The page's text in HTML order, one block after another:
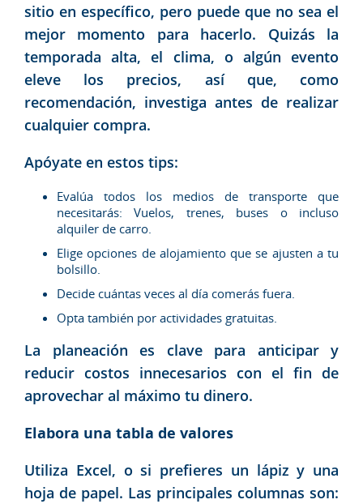
sitio en específico, pero puede que no sea el
mejor momento para hacerlo. Quizás la
temporada alta, el clima, o algún evento
eleve los precios, así que, como
recomendación, investiga antes de realizar
cualquier compra.
Apóyate en estos tips:
Evalúa todos los medios de transporte que
necesitarás: Vuelos, trenes, buses o incluso
alquiler de carro.
Elige opciones de alojamiento que se ajusten a tu
bolsillo.
Decide cuántas veces al día comerás fuera.
Opta también por actividades gratuitas.
La planeación es clave para anticipar y
reducir costos innecesarios con el fin de
aprovechar al máximo tu dinero.
Elabora una tabla de valores
Utiliza Excel, o si prefieres un lápiz y una
hoja de papel. Las principales columnas son: